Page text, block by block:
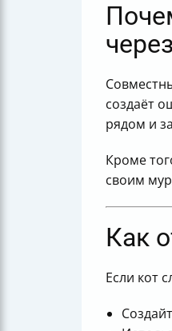
создаёт
рядом и
Кроме
своим
Как
Если кот